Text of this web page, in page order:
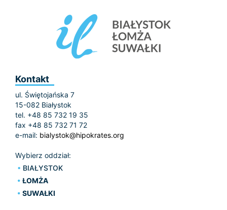
Kontakt
ul. Świętojańska 7
15-082 Białystok
tel. +48 85 732 19 35
fax +48 85 732 71 72
e-mail: bialystok@hipokrates.org
Wybierz oddział:
BIAŁYSTOK
ŁOMŻA
SUWAŁKI